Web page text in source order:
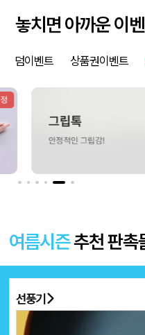
놓치면 아까운 이
덤이벤트 상품권이벤트
여름시즌추천 판촉
선풍기